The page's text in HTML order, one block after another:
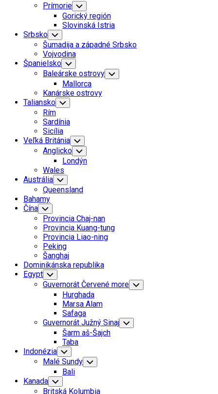
Prímorie Toggle
Child
Menu
Gorický región
Slovinská Istria
Srbsko Toggle
Child
Menu
Šumadija a západné Srbsko
Vojvodina
Španielsko Toggle
Child
Menu
Baleárske ostrovy Toggle
Child
Mallorca
Kanárske ostrovy
Taliansko Toggle
Child
Menu
Rím
Sardínia
Sicília
Veľká Británia Toggle
Child
Menu
Anglicko Toggle
Child
Menu
Londýn
Wales
Austrália Toggle
Child
Menu
Queensland
Bahamy
Čína Toggle
Child
Menu
Provincia Chaj-nan
Provincia Kuang-tung
Provincia Liao-ning
Peking
Šanghaj
Dominikánska republika
Egypt Toggle
Child
Menu
Guvernorát Červené more Toggle
Child
Hurghada
Marsa Alam
Safaga
Guvernorát Južný Sinaj Toggle
Child
Šarm aš-Šajch
Taba
Indonézia Toggle
Child
Menu
Malé Sundy Toggle
Child
Bali
Kanada Toggle
Child
Britská Kolumbia